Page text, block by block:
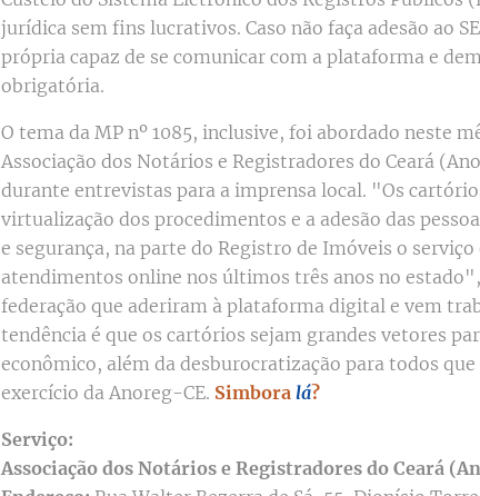
jurídica sem fins lucrativos. Caso não faça adesão ao
própria capaz de se comunicar com a plataforma e
obrigatória.
O tema da MP nº 1085, inclusive, foi abordado neste
Associação dos Notários e Registradores do Ceará
durante entrevistas para a imprensa local. "Os
virtualização dos procedimentos e a adesão das
e segurança, na parte do Registro de Imóveis o
atendimentos online nos últimos três anos no estado",
federação que aderiram à plataforma digital e vem
tendência é que os cartórios sejam grandes vetores
econômico, além da desburocratização para todos
exercício da Anoreg-CE. Simbora lá?
Serviço:
Associação dos Notários e Registradores do Ceará